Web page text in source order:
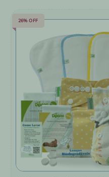
26% OFF